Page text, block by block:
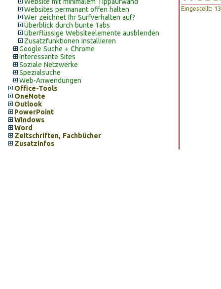
Websites permanant offen halten
Wer zeichnet Ihr Surfverhalten auf?
Überblick durch bunte Tabs
Überflüssige Websiteelemente ausblenden
Zusatzfunktionen installieren
Google Suche + Chrome
Interessante Sites
Soziale Netzwerke
Spezialsuche
Web-Anwendungen
Office-Tools
OneNote
Outlook
PowerPoint
Windows
Word
Zeitschriften, Fachbücher
Zusatzinfos
Eingestellt: